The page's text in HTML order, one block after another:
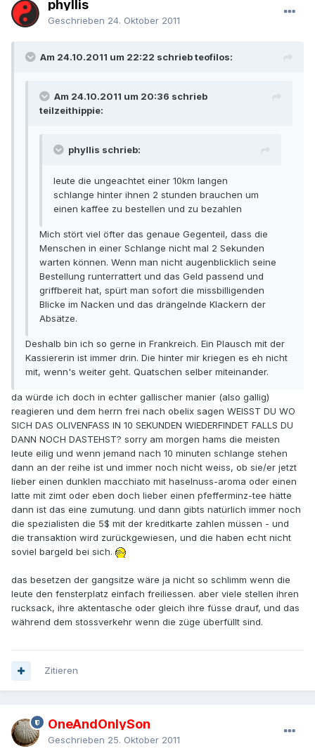
phyllis
Geschrieben 24. Oktober 2011
Am 24.10.2011 um 22:22 schrieb teofilos:
Am 24.10.2011 um 20:36 schrieb
teilzeithippie:
phyllis schrieb:
leute die ungeachtet einer 10km langen
schlange hinter ihnen 2 stunden brauchen um
einen kaffee zu bestellen und zu bezahlen
Mich stört viel öfter das genaue Gegenteil, dass die
Menschen in einer Schlange nicht mal 2 Sekunden
warten können. Wenn man nicht augenblicklich seine
Bestellung runterrattert und das Geld passend und
griffbereit hat, spürt man sofort die missbilligenden
Blicke im Nacken und das drängelnde Klackern der
Absätze.
Deshalb bin ich so gerne in Frankreich. Ein Plausch mit der
Kassiererin ist immer drin. Die hinter mir kriegen es eh nicht
mit, wenn's weiter geht. Quatschen selber miteinander.
da würde ich doch in echter gallischer manier (also gallig)
reagieren und dem herrn frei nach obelix sagen WEISST DU WO
SICH DAS OLIVENFASS IN 10 SEKUNDEN WIEDERFINDET FALLS DU
DANN NOCH DASTEHST? sorry am morgen hams die meisten
leute eilig und wenn jemand nach 10 minuten schlange stehen
dann an der reihe ist und immer noch nicht weiss, ob sie/er jetzt
lieber einen dunklen macchiato mit haselnuss-aroma oder einen
latte mit zimt oder eben doch lieber einen pfefferminz-tee hätte
dann ist das eine zumutung. und dann gibts natürlich immer noch
die spezialisten die 5$ mit der kreditkarte zahlen müssen - und
die transaktion wird zurückgewiesen, und die haben echt nicht
soviel bargeld bei sich.
das besetzen der gangsitze wäre ja nicht so schlimm wenn die
leute den fensterplatz einfach freiliessen. aber viele stellen ihren
rucksack, ihre aktentasche oder gleich ihre füsse drauf, und das
während dem stossverkehr wenn die züge überfüllt sind.
Zitieren
OneAndOnlySon
Geschrieben 25. Oktober 2011